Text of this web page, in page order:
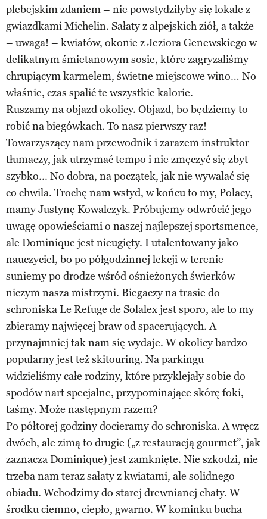
plebejskim zdaniem – nie powstydziłyby się lokale z
gwiazdkami Michelin. Sałaty z alpejskich ziół, a także
– uwaga! – kwiatów, okonie z Jeziora Genewskiego w
delikatnym śmietanowym sosie, które zagryzaliśmy
chrupiącym karmelem, świetne miejscowe wino… No
właśnie, czas spalić te wszystkie kalorie.
Ruszamy na objazd okolicy. Objazd, bo będziemy to
robić na biegówkach. To nasz pierwszy raz!
Towarzyszący nam przewodnik i zarazem instruktor
tłumaczy, jak utrzymać tempo i nie zmęczyć się zbyt
szybko... No dobra, na początek, jak nie wywalać się
co chwila. Trochę nam wstyd, w końcu to my, Polacy,
mamy Justynę Kowalczyk. Próbujemy odwrócić jego
uwagę opowieściami o naszej najlepszej sports­mence,
ale Dominique jest nieugięty. I utalentowany jako
nauczyciel, bo po półgodzinnej lekcji w terenie
suniemy po drodze wśród ośnieżonych świerków
niczym nasza mistrzyni. Biegaczy na trasie do
schroniska Le Refuge de Solalex jest sporo, ale to my
zbieramy najwięcej braw od spacerujących. A
przynajmniej tak nam się wydaje. W okolicy bardzo
popularny jest też skitouring. Na parkingu
widzieliśmy całe rodziny, które przyklejały sobie do
spodów nart specjalne, przypominające skórę foki,
taśmy. Może następnym razem?
Po półtorej godziny docieramy do schroniska. A wręcz
dwóch, ale zimą to drugie („z restauracją gourmet”, jak
zaznacza Dominique) jest zamknięte. Nie szkodzi, nie
trzeba nam teraz sałaty z kwiatami, ale solidnego
obiadu. Wchodzimy do starej drewnianej chaty. W
środku ciemno, ciepło, gwarno. W kominku bucha